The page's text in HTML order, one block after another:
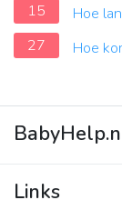
15
Hoe
27
Hoe
Links